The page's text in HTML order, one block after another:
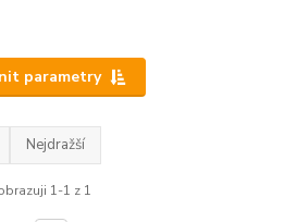
parametry
Nejdražší
1-1 z 1